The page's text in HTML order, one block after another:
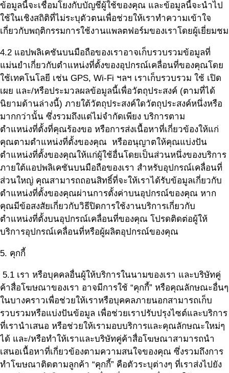
ข้อมูลนี้จะเชื่อมโยงกับบัญชีผู้ใช้ของคุณ และข้อมูลนี้จะนำไป
ใช้ในเชิงสถิติที่ไม่ระบุตัวตนเพื่อช่วยให้เราทำความเข้าใจ
เกี่ยวกับพฤติกรรมการใช้งานแพลตฟอร์มของเราโดยผู้เยี่ยมชม
4.2 แอปพลิเคชันบนมือถือของเราอาจเก็บรวบรวมข้อมูลที่
แม่นยำเกี่ยวกับตำแหน่งที่ตั้งของอุปกรณ์เคลื่อนที่ของคุณโดย
ใช้เทคโนโลยี เช่น GPS, Wi-Fi ฯลฯ เราเก็บรวบรวม ใช้ เปิด
เผย และ/หรือประมวลผลข้อมูลนี้เพื่อวัตถุประสงค์ (ตามที่ได้
นิยามด้านล่างนี้) ภายใต้วัตถุประสงค์ใดวัตถุประสงค์หนึ่งหรือ
มากกว่านั้น ซึ่งรวมถึงแต่ไม่จำกัดเพียง บริการตาม
ตำแหน่งที่ตั้งที่คุณร้องขอ หรือการส่งเนื้อหาที่เกี่ยวข้องให้แก่
คุณตามตำแหน่งที่ตั้งของคุณ หรืออนุญาตให้คุณแบ่งปัน
ตำแหน่งที่ตั้งของคุณให้แก่ผู้ใช้อื่นโดยเป็นส่วนหนึ่งของบริการ
ภายใต้แอปพลิเคชันบนมือถือของเรา สำหรับอุปกรณ์เคลื่อนที่
ส่วนใหญ่ คุณสามารถถอนสิทธิ์ที่จะให้เราได้รับข้อมูลเกี่ยวกับ
ตำแหน่งที่ตั้งของคุณผ่านการตั้งค่าบนอุปกรณ์ของคุณ หาก
คุณมีข้อสงสัยเกี่ยวกับวิธีปิดการใช้งานบริการเกี่ยวกับ
ตำแหน่งที่ตั้งบนอุปกรณ์เคลื่อนที่ของคุณ โปรดติดต่อผู้ให้
บริการอุปกรณ์เคลื่อนที่หรือผู้ผลิตอุปกรณ์ของคุณ
5. คุกกี้
5.1 เรา หรือบุคคลอื่นผู้ให้บริการในนามของเรา และบริษัทคู่
ค้าสื่อโฆษณาของเรา อาจมีการใช้ “คุกกี้” หรือคุณลักษณะอื่นๆ
ในบางคราวเพื่อช่วยให้เราหรือบุคคลภายนอกสามารถเก็บ
รวบรวมหรือแบ่งปันข้อมูล เพื่อช่วยเราปรับปรุงไซต์และบริการ
ที่เรานำเสนอ หรือช่วยให้เรามอบบริการและคุณลักษณะใหม่ๆ
ได้ และ/หรือทำให้เราและบริษัทคู่ค้าสื่อโฆษณาสามารถนำ
เสนอเนื้อหาที่เกี่ยวข้องตามความสนใจของคุณ ซึ่งรวมถึงการ
ทำโฆษณาติดตามลูกค้า “คุกกี้” คือตัวระบุต่างๆ ที่เราส่งไปยัง